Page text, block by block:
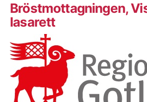
Bröstmottagningen,
lasarett